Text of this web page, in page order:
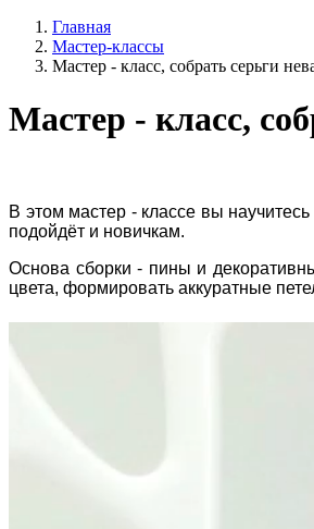
Главная
Мастер-классы
Мастер - класс, собрать серьги
Мастер - класс,
В этом мастер - классе вы
подойдёт и новичкам.
Основа сборки - пины и
цвета, формировать аккуратные